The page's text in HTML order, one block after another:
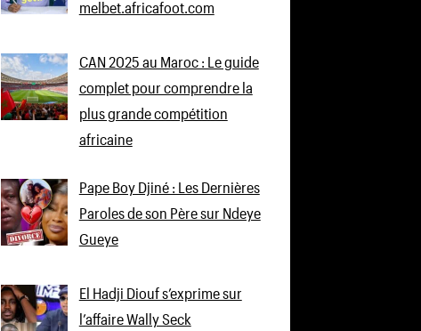
melbet.africafoot.com
CAN 2025 au Maroc : Le guide
complet pour comprendre la
plus grande compétition
africaine
Pape Boy Djiné : Les Dernières
Paroles de son Père sur Ndeye
Gueye
El Hadji Diouf s’exprime sur
l’affaire Wally Seck